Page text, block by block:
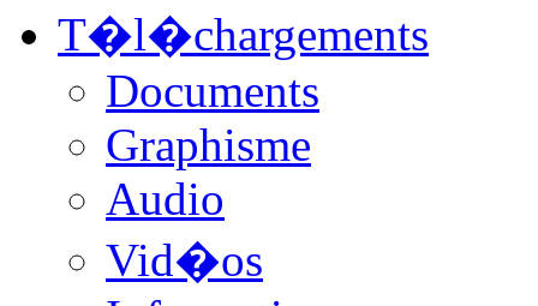
T�l�chargements
Documents
Graphisme
Audio
Vid�os